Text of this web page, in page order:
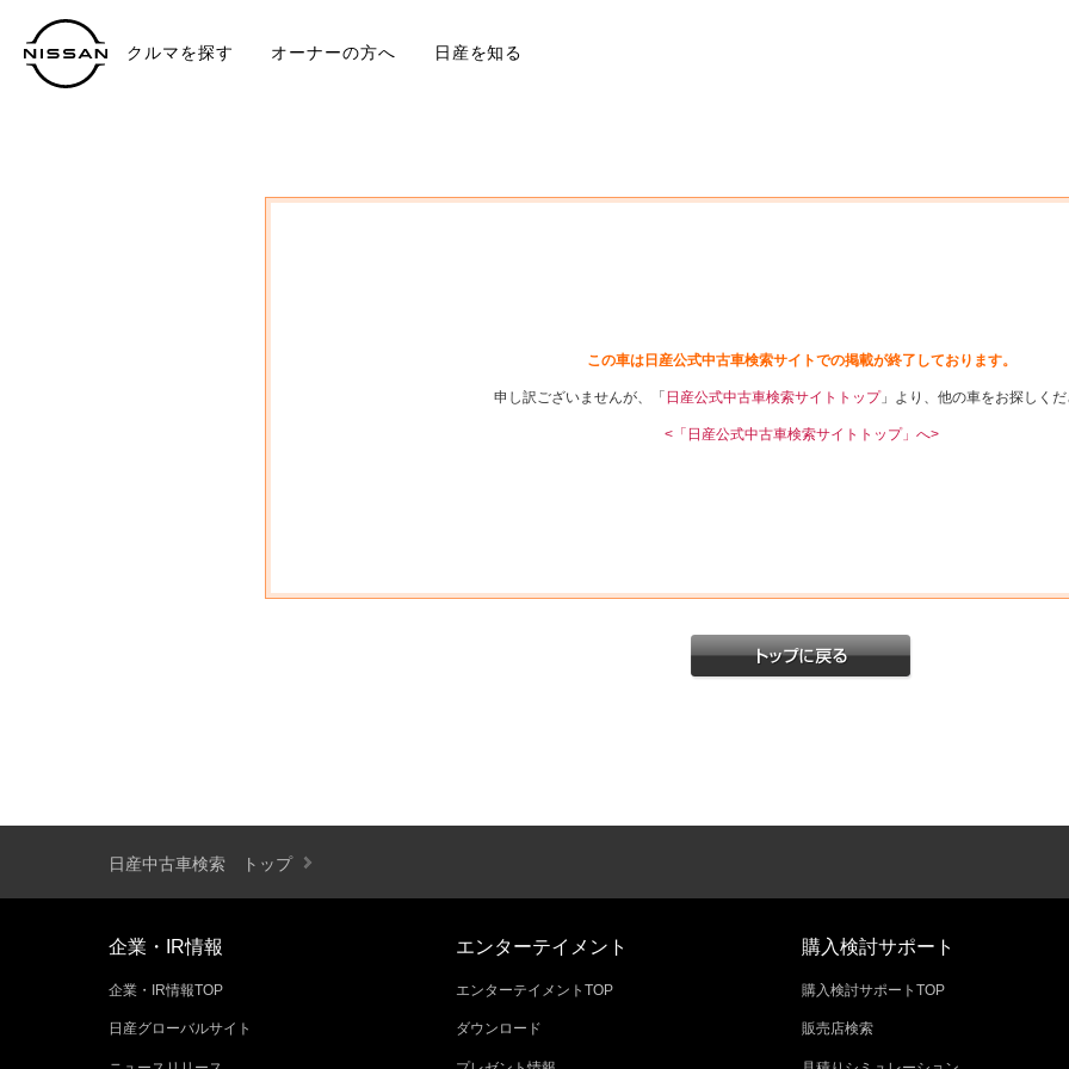
クルマを探す オーナーの方へ 日産を知る
この車は日産公式中古車検索サイトでの掲載が終了しております。
申し訳ございませんが、「 日産公式中古車検索サイトトップ」より、他の車をお探しくだ
<「日産公式中古車検索サイトトップ」へ>
日産中古車検索 トップ
企業・IR情報
企業・IR情報TOP
日産グローバルサイト
エンターテイメント
エンターテイメントTOP
ダウンロード
購入検討サポート
購入検討サポートTOP
販売店検索